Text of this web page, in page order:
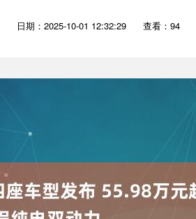
日期：2025-10-01 12:32:29 查看：94